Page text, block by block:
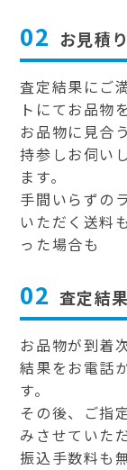
02 お見積
査定結果にご
トにてお品物
お品物に見合
持参しお伺い
ます。
手間いらずの
いただく送料
った場合も
02 査定結
お品物が到着
結果をお電話
す。
その後、ご指
みさせていた
振込手数料も